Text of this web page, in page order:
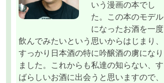
いう漫画の本でし
た。この本のモデル
になったお酒を一度
飲んでみたいという思いからはじまり、
すっかり日本酒の特に吟醸酒の虜になり
ました。これからも私達の知らない、す
ばらしいお酒に出会うと思いますので、